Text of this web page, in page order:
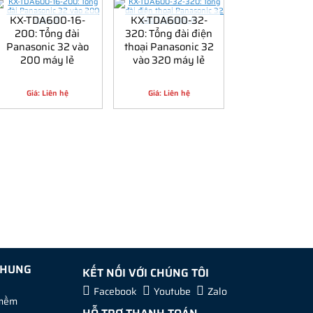
KX-TDA600-16-
200: Tổng đài
Panasonic 32 vào
200 máy lẻ
Giá: Liên hệ
KX-TDA600-32-
320: Tổng đài điện
thoại Panasonic 32
vào 320 máy lẻ
Giá: Liên hệ
KẾT NỐI VỚI CHÚNG TÔI
Facebook Youtube Zalo